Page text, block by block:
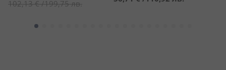
цена
102,13 €/199,75 лв.